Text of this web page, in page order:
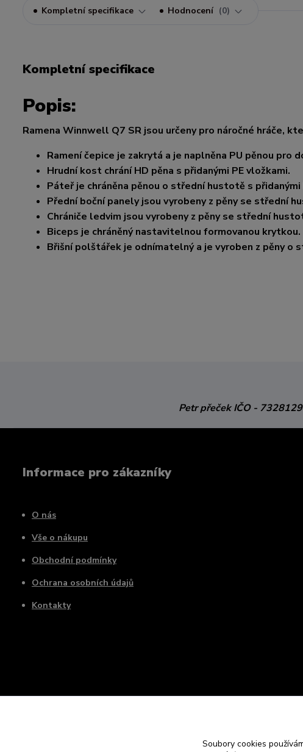
Kompletní specifikace Hodnocení 0
Kompletní specifikace
Popis:
Ramena Winnwell Q7 SR jsou určeny pro náročné hráče,
Ramení čepice je zakrytá a je naplněna PU pěnou pro
Hrudní kost chrání HD pěna s přidanými PE vložkami.
Páteř je chráněna pěnou o střední hustotě s přidanými
Přední boční panely jsou vyrobeny z pěny se střední
Chrániče ledvim jsou vyrobeny z pěny se střední
Biceps je chráněný nastavitelnou formovanou krytkou.
Břišní polštářek je odnímatelný a je vyroben z pěny o
Petr přečekIČO -
Informace pro zákazníky
O nás
Vše o nákupu
Obchodní podmínky
Ochrana osobních údajů
Kontakty
Soubory cookies